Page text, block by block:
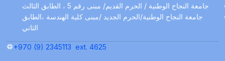
جامعة النجاح الوطنية / الحرم القديم/ مبنى رقم 5 ، الطابق الثالث
جامعة النجاح الوطنية/الحرم الجديد /مبنى كلية الهندسة ،الطابق
الثاني
+970 (9) 2345113 ext. 4625